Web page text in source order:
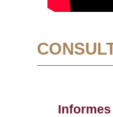
Informes